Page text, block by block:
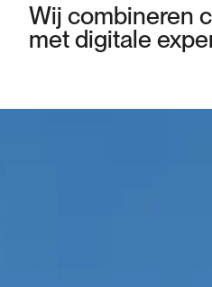
Wij combineren
met digitale